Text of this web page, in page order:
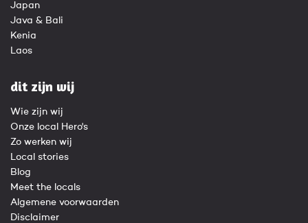
Japan
Java & Bali
Kenia
Laos
dit zijn wij
Wie zijn wij
Onze local Hero's
Zo werken wij
Local stories
Blog
Meet the locals
Algemene voorwaarden
Disclaimer